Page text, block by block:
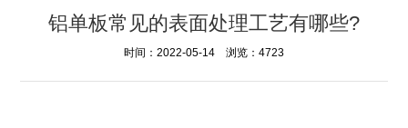
铝单板常见的表面处理工艺有哪些?
时间：2022-05-14 浏览：4723